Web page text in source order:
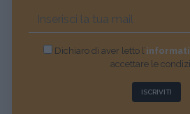
Dichiaro di aver letto l’
accettare le
ISCRIVITI